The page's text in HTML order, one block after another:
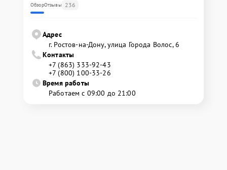
ОбзорОтзывы 236
Адрес
г. Ростов-на-Дону, улица Города Волос, 6
Контакты
+7 (863) 333-92-43
+7 (800) 100-33-26
Время работы
Работаем с 09:00 до 21:00